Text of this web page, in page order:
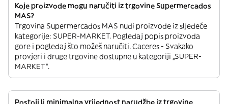
Koje proizvode mogu naručiti iz trgovine Supermercados
MAS?
Trgovina Supermercados MAS nudi proizvode iz sljedeće
kategorije: SUPER-MARKET. Pogledaj popis proizvoda
gore i pogledaj što možeš naručiti. Caceres - Svakako
provjeri i druge trgovine dostupne u kategoriji „SUPER-
MARKET“.
Postoji li minimalna vrijednost narudžbe iz trgovine